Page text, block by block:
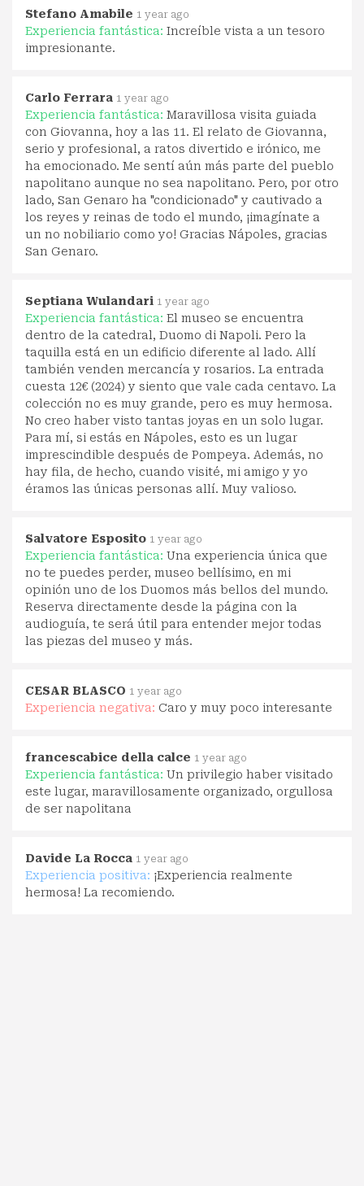
Stefano Amabile 1 year ago
Experiencia fantástica: Increíble vista a un tesoro
impresionante.
Carlo Ferrara 1 year ago
Experiencia fantástica: Maravillosa visita guiada
con Giovanna, hoy a las 11. El relato de Giovanna,
serio y profesional, a ratos divertido e irónico, me
ha emocionado. Me sentí aún más parte del pueblo
napolitano aunque no sea napolitano. Pero, por otro
lado, San Genaro ha "condicionado" y cautivado a
los reyes y reinas de todo el mundo, ¡imagínate a
un no nobiliario como yo! Gracias Nápoles, gracias
San Genaro.
Septiana Wulandari 1 year ago
Experiencia fantástica: El museo se encuentra
dentro de la catedral, Duomo di Napoli. Pero la
taquilla está en un edificio diferente al lado. Allí
también venden mercancía y rosarios. La entrada
cuesta 12€ (2024) y siento que vale cada centavo. La
colección no es muy grande, pero es muy hermosa.
No creo haber visto tantas joyas en un solo lugar.
Para mí, si estás en Nápoles, esto es un lugar
imprescindible después de Pompeya. Además, no
hay fila, de hecho, cuando visité, mi amigo y yo
éramos las únicas personas allí. Muy valioso.
Salvatore Esposito 1 year ago
Experiencia fantástica: Una experiencia única que
no te puedes perder, museo bellísimo, en mi
opinión uno de los Duomos más bellos del mundo.
Reserva directamente desde la página con la
audioguía, te será útil para entender mejor todas
las piezas del museo y más.
CESAR BLASCO 1 year ago
Experiencia negativa: Caro y muy poco interesante
francescabice della calce 1 year ago
Experiencia fantástica: Un privilegio haber visitado
este lugar, maravillosamente organizado, orgullosa
de ser napolitana
Davide La Rocca 1 year ago
Experiencia positiva: ¡Experiencia realmente
hermosa! La recomiendo.